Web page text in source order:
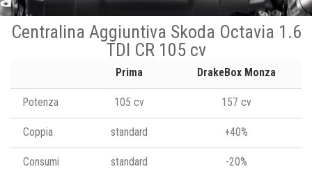
Centralina Aggiuntiva Skoda Octavia 1.6
TDI CR 105 cv
Prima DrakeBox Monza
Potenza 105 cv 157 cv
Coppia standard +40%
Consumi standard -20%